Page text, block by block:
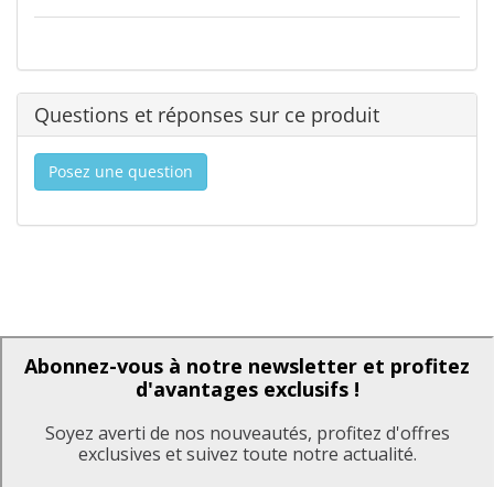
Questions et réponses sur ce produit
Posez une question